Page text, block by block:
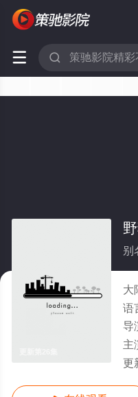
 
别
大
语
导
主
更